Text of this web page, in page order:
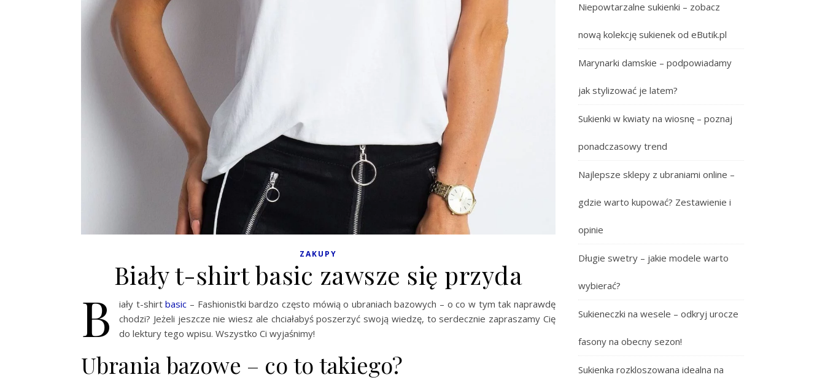
ZAKUPY
Biały t-shirt basic zawsze się przyda
B iały t-shirtbasic – Fashionistki bardzo często mówią o ubraniach bazowych – o co w tym tak naprawdę
chodzi? Jeżeli jeszcze nie wiesz ale chciałabyś poszerzyć swoją wiedzę, to serdecznie zapraszamy Cię
do lektury tego wpisu. Wszystko Ci wyjaśnimy!
Ubrania bazowe – co to takiego?
Niepowtarzalne sukienki – zobacz
nową kolekcję sukienek od eButik.pl
Marynarki damskie – podpowiadamy
jak stylizować je latem?
Sukienki w kwiaty na wiosnę – poznaj
ponadczasowy trend
Najlepsze sklepy z ubraniami online –
gdzie warto kupować? Zestawienie i
opinie
Długie swetry – jakie modele warto
wybierać?
Sukieneczki na wesele – odkryj urocze
fasony na obecny sezon!
Sukienka rozkloszowana idealna na